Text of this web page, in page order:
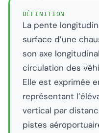
DÉFINITION
La pente
surface d’une
son axe
circulation des
Elle est exprimée
représentant
vertical par
pistes